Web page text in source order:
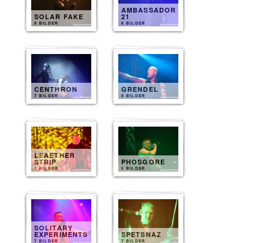
SOLAR FAKE
8 BILDER
AMBASSADOR
21
6 BILDER
CENTHRON
7 BILDER
GRENDEL
8 BILDER
LEAETHER
STRIP
7 BILDER
PHOSGORE
5 BILDER
SOLITARY
EXPERIMENTS
7 BILDER
SPETSNAZ
7 BILDER